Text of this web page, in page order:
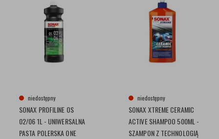
niedostępny
SONAX PROFILINE OS
02/06 1L - UNIWERSALNA
PASTA POLERSKA ONE
niedostępny
SONAX XTREME CERAMIC
ACTIVE SHAMPOO 500ML -
SZAMPON Z TECHNOLOGIĄ